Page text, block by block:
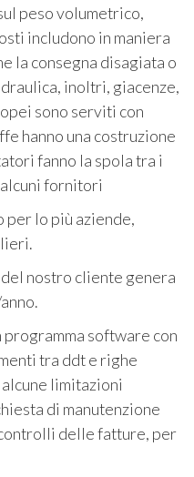
peso volumetrico,
includono in maniera
la consegna disagiata o
inoltri, giacenze,
sono serviti con
hanno una costruzione
fanno la spola tra i
fornitori
per lo più aziende,
nostro cliente genera
software con
tra ddt e righe
limitazioni
di manutenzione
delle fatture, per